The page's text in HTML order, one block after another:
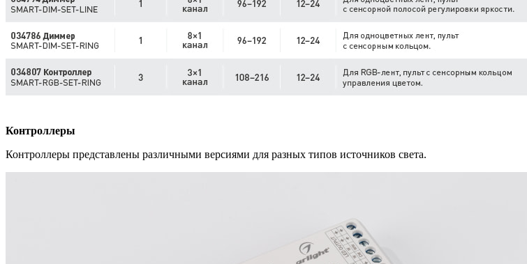
Контроллеры
Контроллеры представлены различными версиями для разных типов источников света.